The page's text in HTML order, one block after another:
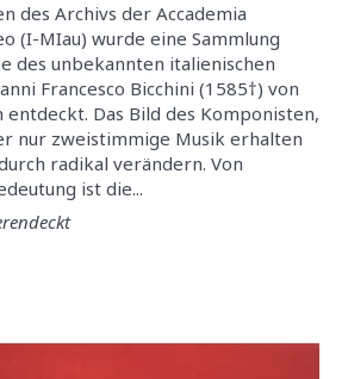
des Archivs der Accademia
(I-MIau) wurde eine Sammlung
des unbekannten italienischen
Francesco Bicchini (1585†) von
Das Bild des Komponisten,
nur zweistimmige Musik erhalten
radikal verändern. Von
ist die...